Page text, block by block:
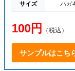
サイズ ハガ
100円 （税込）
サンプルはこち